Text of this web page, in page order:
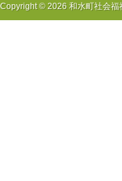
Copyright © 2026 和水町社会福